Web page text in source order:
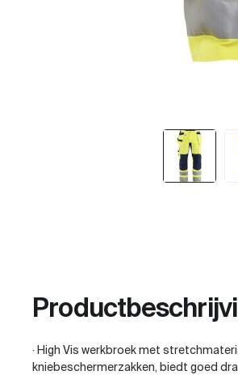
· High Vis werkbroek met
kniebeschermerzakken, biedt goed